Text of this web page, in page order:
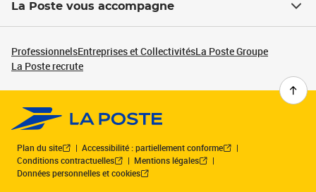
La Poste vous accompagne
ProfessionnelsEntreprises et CollectivitésLa Poste Groupe
La Poste recrute
Plan du site
Accessibilité : partiellement conforme
Conditions contractuelles
Mentions légales
Données personnelles et cookies